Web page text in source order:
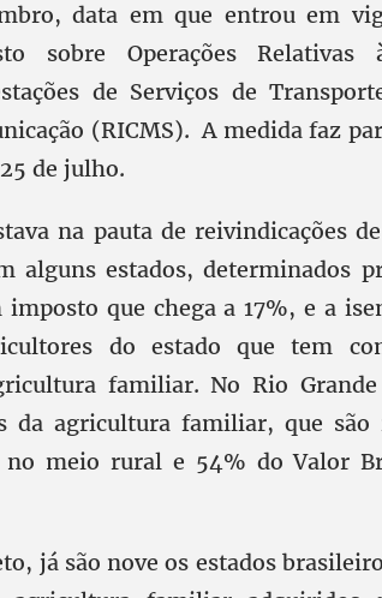
data em que entrou em
sobre Operações Relativas
de Serviços de
(RICMS). A medida faz
de julho.
na pauta de reivindicações
alguns estados, determinados
que chega a 17%, e a
do estado que tem
familiar. No Rio
da agricultura familiar, que são
no meio rural e 54% do Valor
já são nove os estados